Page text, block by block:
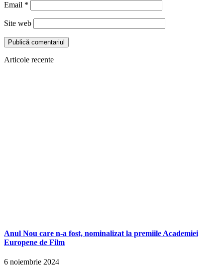
Email *
Site web
Articole recente
Anul Nou care n-a fost, nominalizat la premiile Academiei
Europene de Film
6 noiembrie 2024